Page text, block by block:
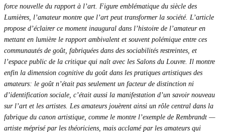
force nouvelle du rapport à l’art. Figure emblématique du siècle des
Lumières, l’amateur montre que l’art peut transformer la société. L’article
propose d’éclairer ce moment inaugural dans l’histoire de l’amateur en
mettant en lumière le rapport ambivalent et souvent polémique entre ces
communautés de goût, fabriquées dans des sociabilités restreintes, et
l’espace public de la critique qui naît avec les Salons du Louvre. Il montre
enfin la dimension cognitive du goût dans les pratiques artistiques des
amateurs: le goût n’était pas seulement un facteur de distinction ni
d’identification sociale, c’était aussi la manifestation d’un savoir nouveau
sur l’art et les artistes. Les amateurs jouèrent ainsi un rôle central dans la
fabrique du canon artistique, comme le montre l’exemple de Rembrandt —
artiste méprisé par les théoriciens, mais acclamé par les amateurs qui